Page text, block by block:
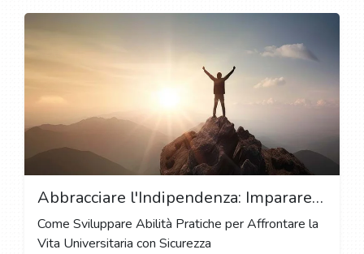
Abbracciare l'Indipendenza: Imparare Competenze di Vita e Autosufficienza al College
Come Sviluppare Abilità Pratiche per Affrontare la
Vita Universitaria con Sicurezza